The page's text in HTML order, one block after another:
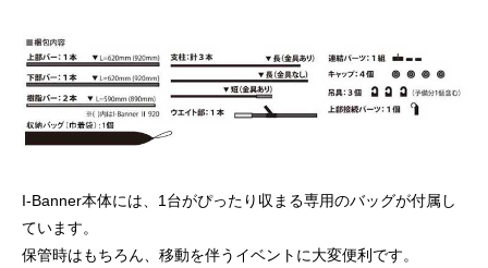
I-Banner本体には、1台がぴったり収まる専用のバッグが付属し
ています。
保管時はもちろん、移動を伴うイベントに大変便利です。